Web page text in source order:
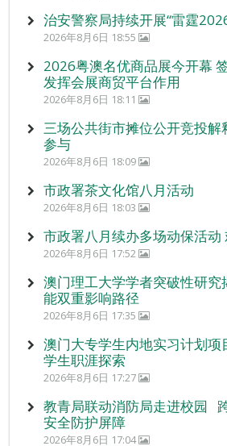
治安警察局持续开展“雷霆
2026年8月6日 18:55
2026粤澳名优商品展今开幕
发挥会展商贸平台作用
2026年8月6日 18:11
三场公共街市摊位公开竞投解
参与
2026年8月6日 18:09
市政署茶文化馆八月活动
2026年8月6日 18:03
市政署八月续办多场动保活动
2026年8月6日 17:52
澳门理工大学学者突破性研究
能双重影响路径
2026年8月6日 17:35
澳门大专学生内地实习计划项
学生职涯探索
2026年8月6日 17:27
教青局联动消防局走进校园
安全防护屏障
2026年8月6日 17:04